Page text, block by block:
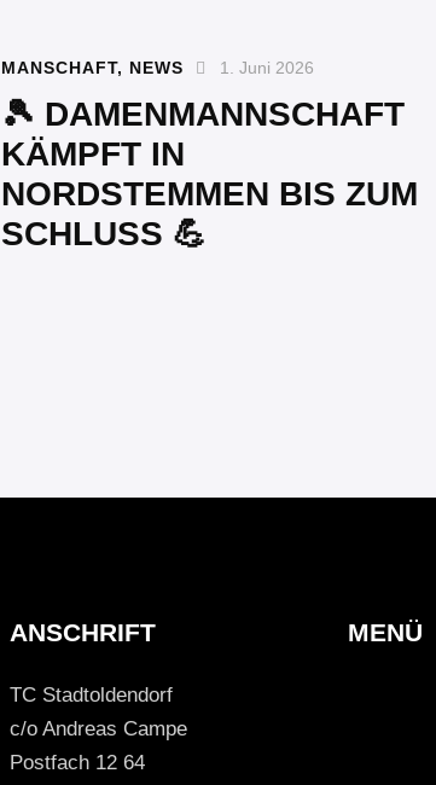
MANSCHAFT, NEWS 1. Juni 2026
🎾 DAMENMANNSCHAFT
KÄMPFT IN
NORDSTEMMEN BIS ZUM
SCHLUSS 💪
ANSCHRIFT
TC Stadtoldendorf
c/o Andreas Campe
Postfach 12 64
MENÜ